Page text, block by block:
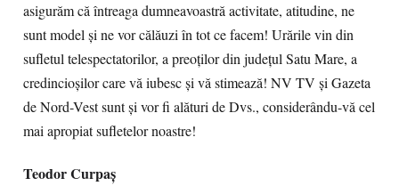
asigurăm că întreaga dumneavoastră activitate, atitudine, ne
sunt model şi ne vor călăuzi în tot ce facem! Urările vin din
sufletul telespectatorilor, a preoţilor din judeţul Satu Mare, a
credincioşilor care vă iubesc şi vă stimează! NV TV şi Gazeta
de Nord-Vest sunt şi vor fi alături de Dvs., considerându-vă cel
mai apropiat sufletelor noastre!
Teodor Curpaş